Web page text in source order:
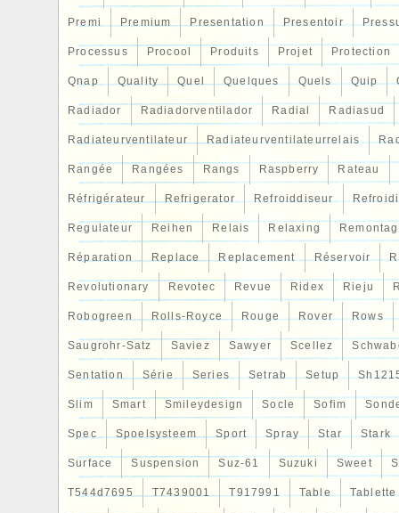
Premi Premium Presentation Presentoir
Processus Procool Produits Projet Protection
Qnap Quality Quel Quelques Quels Quip
Radiador Radiadorventilador Radial Radiasud
Radiateurventilateur Radiateurventilateurrelais
Rangée Rangées Rangs Raspberry Rateau
Réfrigérateur Refrigerator Refroiddiseur Refroidi
Regulateur Reihen Relais Relaxing
Réparation Replace Replacement Réservoir
Revolutionary Revotec Revue Ridex Rieju
Robogreen Rolls-Royce Rouge Rover Rows
Saugrohr-Satz Saviez Sawyer Scellez
Sentation Série Series Setrab Setup
Slim Smart Smileydesign Socle Sofim
Spec Spoelsysteem Sport Spray Star Stark
Surface Suspension Suz-61 Suzuki Sweet
T544d7695 T7439001 T917991 Table Tablette